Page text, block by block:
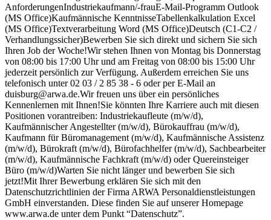
AnforderungenIndustriekaufmann/-frauE-Mail-Programm Outlook
(MS Office)Kaufmännische KenntnisseTabellenkalkulation Excel
(MS Office)Textverarbeitung Word (MS Office)Deutsch (C1-C2 /
Verhandlungssicher)Bewerben Sie sich direkt und sichern Sie sich
Ihren Job der Woche!Wir stehen Ihnen von Montag bis Donnerstag
von 08:00 bis 17:00 Uhr und am Freitag von 08:00 bis 15:00 Uhr
jederzeit persönlich zur Verfügung. Außerdem erreichen Sie uns
telefonisch unter 02 03 / 2 85 38 - 6 oder per E-Mail an
duisburg@arwa.de.Wir freuen uns über ein persönliches
Kennenlernen mit Ihnen!Sie könnten Ihre Karriere auch mit diesen
Positionen vorantreiben: Industriekaufleute (m/w/d),
Kaufmännischer Angestellter (m/w/d), Bürokauffrau (m/w/d),
Kaufmann für Büromanagement (m/w/d), Kaufmännische Assistenz
(m/w/d), Bürokraft (m/w/d), Bürofachhelfer (m/w/d), Sachbearbeiter
(m/w/d), Kaufmännische Fachkraft (m/w/d) oder Quereinsteiger
Büro (m/w/d)Warten Sie nicht länger und bewerben Sie sich
jetzt!Mit Ihrer Bewerbung erklären Sie sich mit den
Datenschutzrichtlinien der Firma ARWA Personaldienstleistungen
GmbH einverstanden. Diese finden Sie auf unserer Homepage
www.arwa.de unter dem Punkt “Datenschutz”.